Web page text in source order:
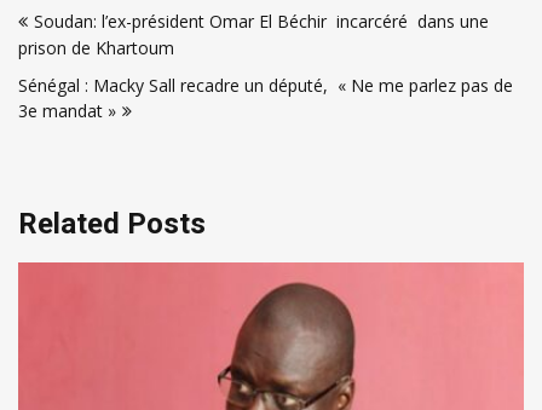
de
l’article
Soudan: l’ex-président Omar El Béchir incarcéré dans une
prison de Khartoum
Sénégal : Macky Sall recadre un député, « Ne me parlez pas de
3e mandat »
Related Posts